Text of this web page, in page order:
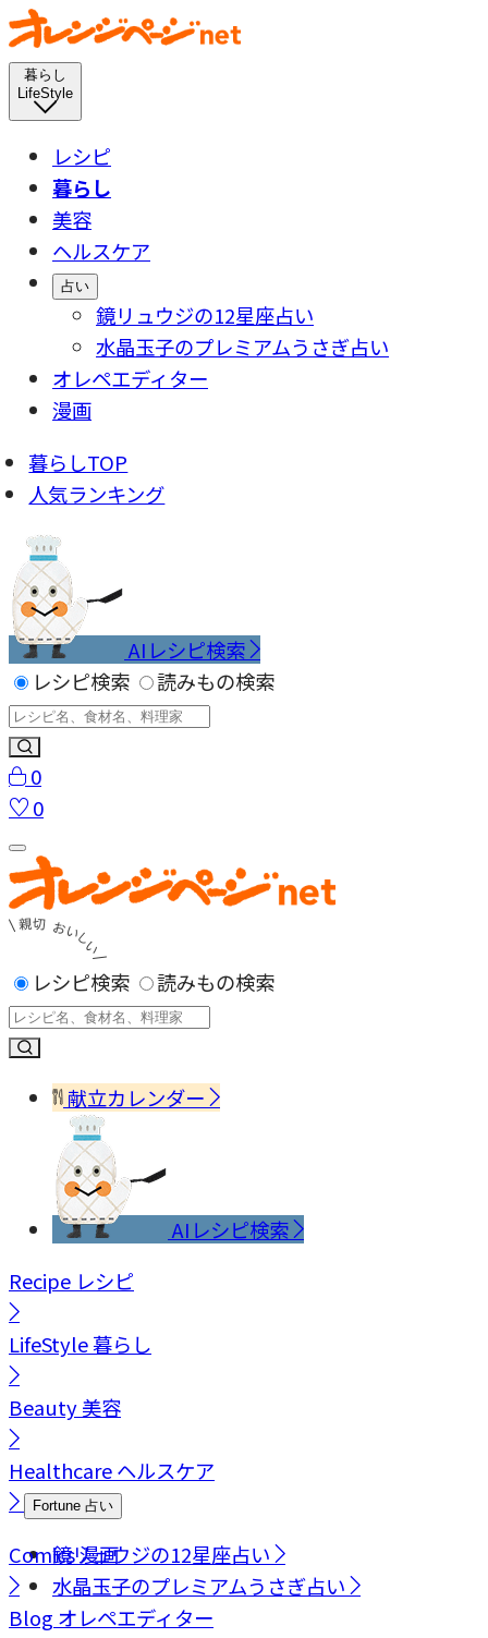
暮らし
LifeStyle
レシピ
暮らし
美容
ヘルスケア
占い
鏡リュウジの12星座占い
水晶玉子のプレミアムうさぎ占い
オレペエディター
漫画
暮らしTOP
人気ランキング
AIレシピ検索
レシピ検索
読みもの検索
0
0
レシピ検索 読みもの検索
献立カレンダー
AIレシピ検索
Recipe レシピ
LifeStyle暮らし
Beauty美容
Healthcareヘルスケア
Fortune 占い
鏡リュウジの12星座占い
水晶玉子のプレミアムうさぎ占い
Comics漫画
Blog オレペエディター